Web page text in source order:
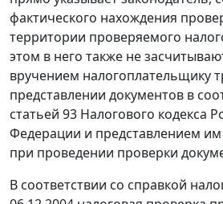
фактического нахождения
территории проверяемого
этом в него также не
вручением налогоплательщику
представлении документов в
статьей 93 Налогового кодекса
Федерации и представлением
при проведении проверки
В соответствии со справкой